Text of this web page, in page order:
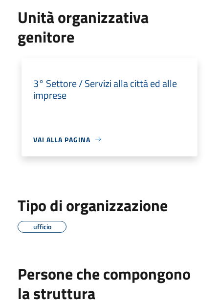
Unità organizzativa
genitore
3° Settore / Servizi alla città ed alle
imprese
VAI ALLA PAGINA
Tipo di organizzazione
ufficio
Persone che compongono
la struttura